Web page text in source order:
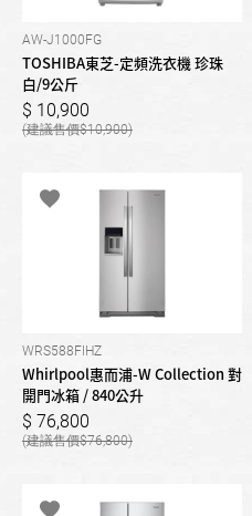
AW-J1000FG
TOSHIBA東芝-定頻洗衣機 珍珠
白/9公斤
10,900
10,900
WRS588FIHZ
Whirlpool惠而浦-W Collection 對
開門冰箱 / 840公升
76,800
76,800